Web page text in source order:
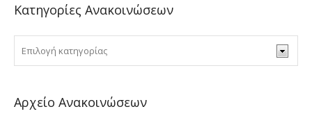
Κατηγορίες Ανακοινώσεων
Αρχείο Ανακοινώσεων